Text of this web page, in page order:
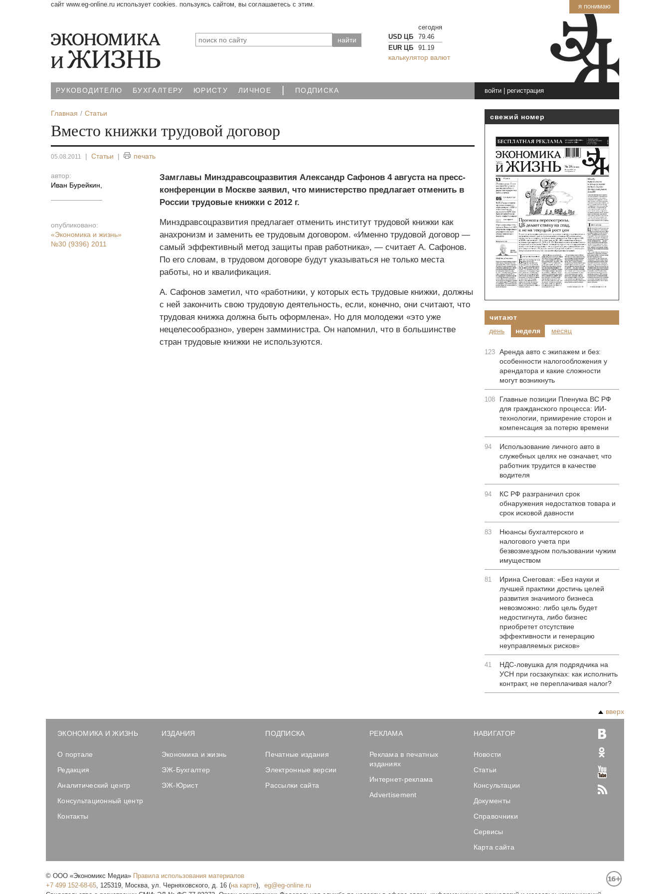
я понимаю
сайт www.eg-online.ru использует cookies. пользуясь сайтом, вы соглашаетесь с этим.
сегодня
USD ЦБ
79.46
EUR ЦБ
91.19
калькулятор валют
РУКОВОДИТЕЛЮ БУХГАЛТЕРУ ЮРИСТУ ЛИЧНОЕ | ПОДПИСКА войти| регистрация
Главная Статьи
Вместо книжки трудовой договор
05.08.2011 | Статьи | печать
автор:
Иван Бурейкин
опубликовано:
«Экономика и жизнь»
№30 (9396) 2011
Замглавы Минздравсоцразвития Александр Сафонов 4 августа на пресс-
конференции в Москве заявил, что министерство предлагает отменить в
России трудовые книжки с 2012 г.
Минздравсоцразвития предлагает отменить институт трудовой книжки как
анахронизм и заменить ее трудовым договором. «Именно трудовой договор —
самый эффективный метод защиты прав работника», — считает А. Сафонов.
По его словам, в трудовом договоре будут указываться не только места
работы, но и квалификация.
А. Сафонов заметил, что «работники, у которых есть трудовые книжки, должны
с ней закончить свою трудовую деятельность, если, конечно, они считают, что
трудовая книжка должна быть оформлена». Но для молодежи «это уже
нецелесообразно», уверен замминистра. Он напомнил, что в большинстве
стран трудовые книжки не используются.
свежий номер
читают
день
неделя месяц
123 Аренда авто с экипажем и без:
особенности налогообложения у
арендатора и какие сложности
могут возникнуть
108
Главные позиции Пленума ВС РФ
для гражданского процесса: ИИ-
технологии, примирение сторон и
компенсация за потерю времени
94
Использование личного авто в
служебных целях не означает, что
работник трудится в качестве
водителя
94
КС РФ разграничил срок
обнаружения недостатков товара и
срок исковой давности
83
Нюансы бухгалтерского и
налогового учета при
безвозмездном пользовании чужим
имуществом
81
Ирина Снеговая: «Без науки и
лучшей практики достичь целей
развития значимого бизнеса
невозможно: либо цель будет
недостигнута, либо бизнес
приобретет отсутствие
эффективности и генерацию
неуправляемых рисков»
41
НДС-ловушка для подрядчика на
УСН при госзакупках: как исполнить
контракт, не переплачивая налог?
вверх
ЭКОНОМИКА И ЖИЗНЬ
О портале
Редакция
Аналитический центр
Консультационный центр
Контакты
ИЗДАНИЯ
Экономика и жизнь
ЭЖ-Бухгалтер
ЭЖ-Юрист
ПОДПИСКА
Печатные издания
Электронные версии
Рассылки сайта
РЕКЛАМА
Реклама в печатных
изданиях
Интернет-реклама
Advertisement
НАВИГАТОР
Новости
Статьи
Консультации
Документы
Справочники
Сервисы
Карта сайта
© ООО «Экономикс Медиа» Правила использования материалов
+7 499 152-68-65, 125319, Москва, ул. Черняховского, д. 16 (на карте),